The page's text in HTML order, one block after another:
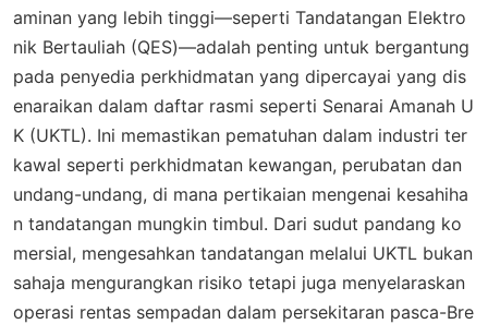
aminan yang lebih tinggi—seperti Tandatangan Elektro
nik Bertauliah (QES)—adalah penting untuk bergantung
pada penyedia perkhidmatan yang dipercayai yang dis
enaraikan dalam daftar rasmi seperti Senarai Amanah U
K (UKTL). Ini memastikan pematuhan dalam industri ter
kawal seperti perkhidmatan kewangan, perubatan dan
undang-undang, di mana pertikaian mengenai kesahiha
n tandatangan mungkin timbul. Dari sudut pandang ko
mersial, mengesahkan tandatangan melalui UKTL bukan
sahaja mengurangkan risiko tetapi juga menyelaraskan
operasi rentas sempadan dalam persekitaran pasca-Bre